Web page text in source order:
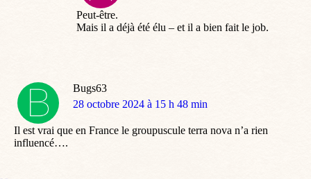
Peut-être.
Mais il a déjà été élu – et il a bien fait le job.
Bugs63
dit
28 octobre 2024 à 15 h 48 min
Il est vrai que en France le groupuscule terra nova n’a rien
influencé….